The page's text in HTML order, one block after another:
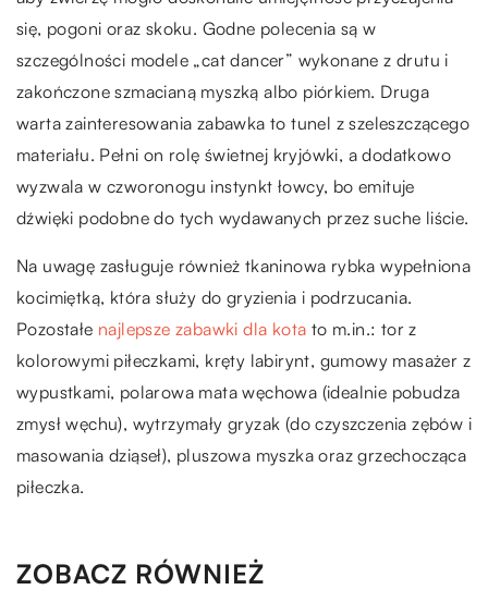
się, pogoni oraz skoku. Godne polecenia są w
szczególności modele „cat dancer” wykonane z drutu i
zakończone szmacianą myszką albo piórkiem. Druga
warta zainteresowania zabawka to tunel z szeleszczącego
materiału. Pełni on rolę świetnej kryjówki, a dodatkowo
wyzwala w czworonogu instynkt łowcy, bo emituje
dźwięki podobne do tych wydawanych przez suche liście.
Na uwagę zasługuje również tkaninowa rybka wypełniona
kocimiętką, która służy do gryzienia i podrzucania.
Pozostałe najlepsze zabawki dla kota to m.in.: tor z
kolorowymi piłeczkami, kręty labirynt, gumowy masażer z
wypustkami, polarowa mata węchowa (idealnie pobudza
zmysł węchu), wytrzymały gryzak (do czyszczenia zębów i
masowania dziąseł), pluszowa myszka oraz grzechocząca
piłeczka.
ZOBACZ RÓWNIEŻ